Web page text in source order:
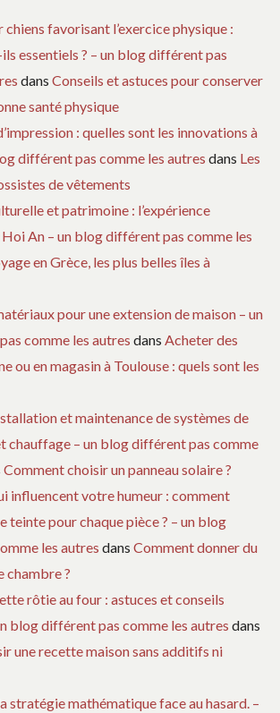
chiens favorisant l’exercice physique :
essentiels ? – un blog différent pas
dans Conseils et astuces pour conserver
santé physique
: quelles sont les innovations à
différent pas comme les autres dans Les
de vêtements
et patrimoine : l’expérience
An – un blog différent pas comme les
en Grèce, les plus belles îles à
pour une extension de maison – un
comme les autres dans Acheter des
ou en magasin à Toulouse : quels sont les
et maintenance de systèmes de
chauffage – un blog différent pas comme
Comment choisir un panneau solaire ?
influencent votre humeur : comment
teinte pour chaque pièce ? – un blog
les autres dans Comment donner du
chambre ?
rôtie au four : astuces et conseils
blog différent pas comme les autres dans
une recette maison sans additifs ni
stratégie mathématique face au hasard. –